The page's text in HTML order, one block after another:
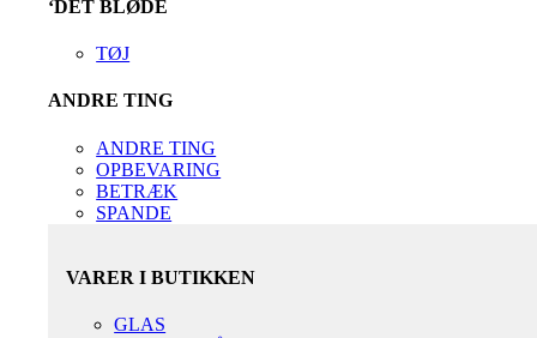
‘DET BLØDE
TØJ
ANDRE TING
ANDRE TING
OPBEVARING
BETRÆK
SPANDE
VARER I BUTIKKEN
GLAS